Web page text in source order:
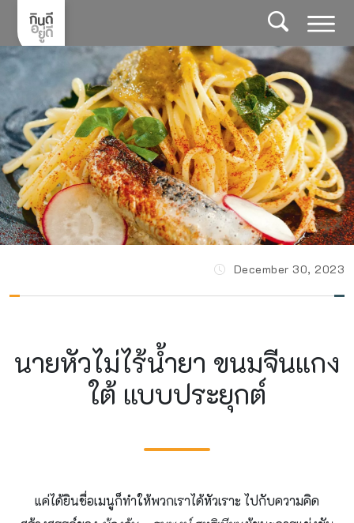
content
December 30, 2023
นายหัวไม่ไร้น้ำยา ขนมจีนแกง
ใต้ แบบประยุกต์
แค่ได้ยินชื่อเมนูก็ทําให้พวกเราได้หัวเราะ ไปกับความคิด